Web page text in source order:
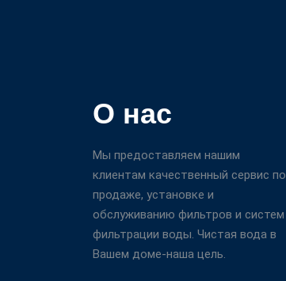
О нас
Мы предоставляем нашим
клиентам качественный сервис по
продаже, установке и
обслуживанию фильтров и систем
фильтрации воды. Чистая вода в
Вашем доме-наша цель.